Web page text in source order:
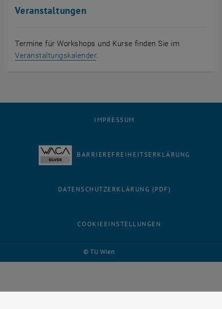
Veranstaltungen
Termine für Workshops und Kurse finden Sie im
Veranstaltungskalender.
© TU Wien
IMPRESSUM
BARRIEREFREIHEITSERKLÄRUNG
DATENSCHUTZERKLÄRUNG (PDF)
COOKIEEINSTELLUNGEN